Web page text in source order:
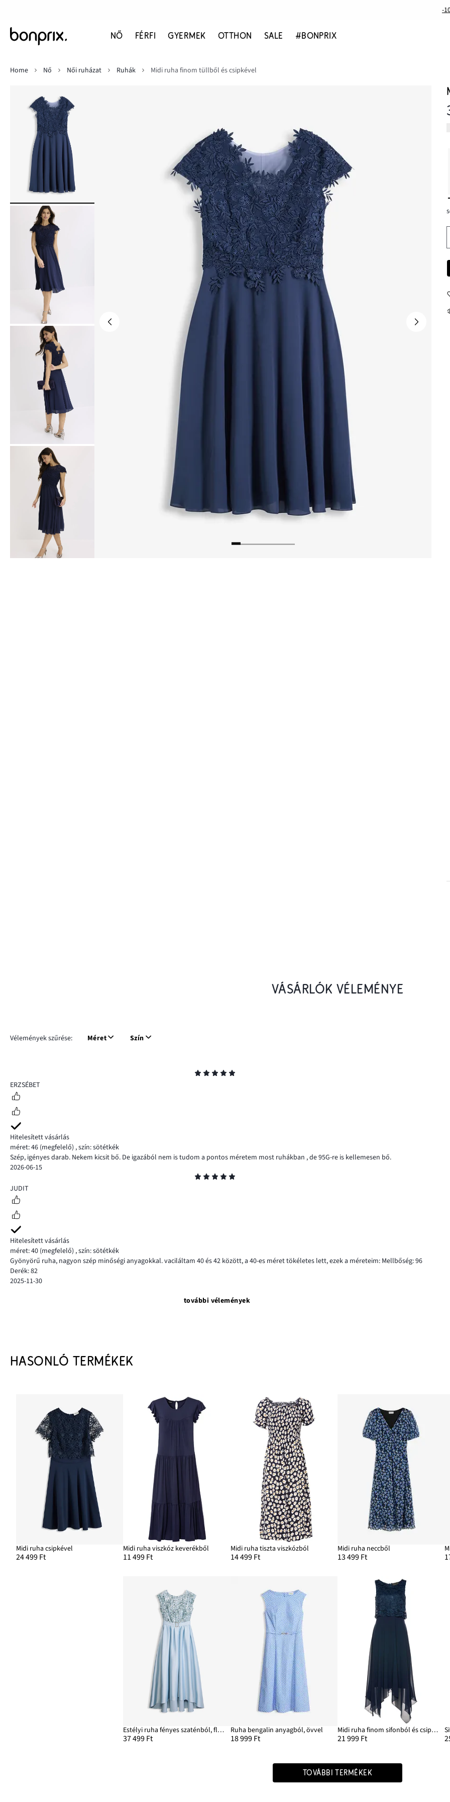
-
NŐ FÉRFI GYERMEK OTTHON SALE #BONPRIX
Home
Nő Női ruházat Ruhák Midi ruha finom tüllből és csipkével
VÁSÁRLÓK VÉLEMÉNYE
Vélemények szűrése: Méret Szín
5
ERZSÉBET
Hitelesített vásárlás
méret: 46 (megfelelő) ,szín: sötétkék
Szép, igényes darab. Nekem kicsit bő. De igazából nem is tudom a pontos méretem most ruhákban , de 95G-re is kellemesen bő.
2026-06-15
5
JUDIT
Hitelesített vásárlás
méret: 40 (megfelelő) ,szín: sötétkék
Gyönyörű ruha, nagyon szép minőségi anyagokkal. vaciláltam 40 és 42 között, a 40-es méret tökéletes lett, ezek a méreteim: Mellbőség: 96
Derék: 82
2025-11-30
további vélemények
HASONLÓ TERMÉKEK
Midi ruha csipkével
24 499 Ft
Midi ruha viszkóz keverékből
11 499 Ft
Midi ruha tiszta viszkózból
14 499 Ft
Midi ruha neccből
13 499 Ft
Estélyi ruha fényes szaténból, flitterekkel
37 499 Ft
Ruha bengalin anyagból, övvel
18 999 Ft
Midi ruha finom sifonból és csipkével
21 999 Ft
TOVÁBBI TERMÉKEK